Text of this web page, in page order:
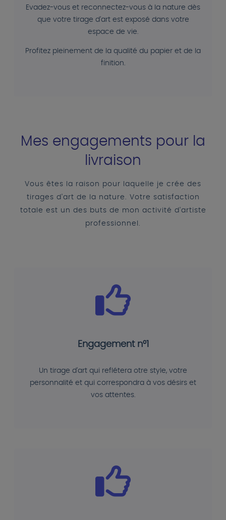
Evadez-vous et reconnectez-vous à la nature dès
que votre tirage d'art est exposé dans votre
espace de vie.
Profitez pleinement de la qualité du papier et de la
finition.
Mes engagements pour la
livraison
Vous êtes la raison pour laquelle je crée des
tirages d'art de la nature. Votre satisfaction
totale est un des buts de mon activité d'artiste
professionnel.
Engagement n°1
Un tirage d'art qui reflétera otre style, votre
personnalité et qui correspondra à vos désirs et
vos attentes.